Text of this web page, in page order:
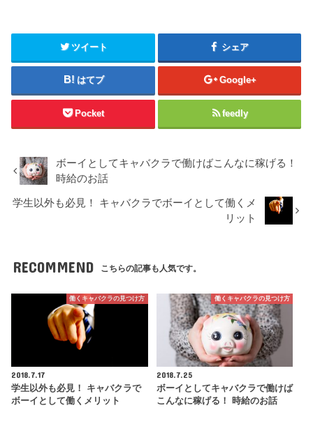
ツイート シェア
はてブ Google+
Pocket feedly
ボーイとしてキャバクラで働けばこんなに稼げる！
時給のお話
学生以外も必見！ キャバクラでボーイとして働くメ
リット
RECOMMEND こちらの記事も人気です。
働くキャバクラの見つけ方
2018.7.17
学生以外も必見！ キャバクラで
ボーイとして働くメリット
働くキャバクラの見つけ方
2018.7.25
ボーイとしてキャバクラで働けば
こんなに稼げる！ 時給のお話